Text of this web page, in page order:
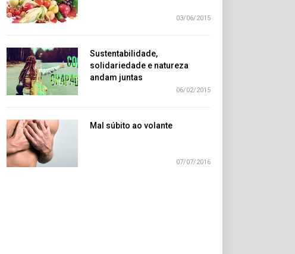
03/06/2015
Sustentabilidade,
solidariedade e natureza
andam juntas
06/02/2015
Mal súbito ao volante
07/07/2016